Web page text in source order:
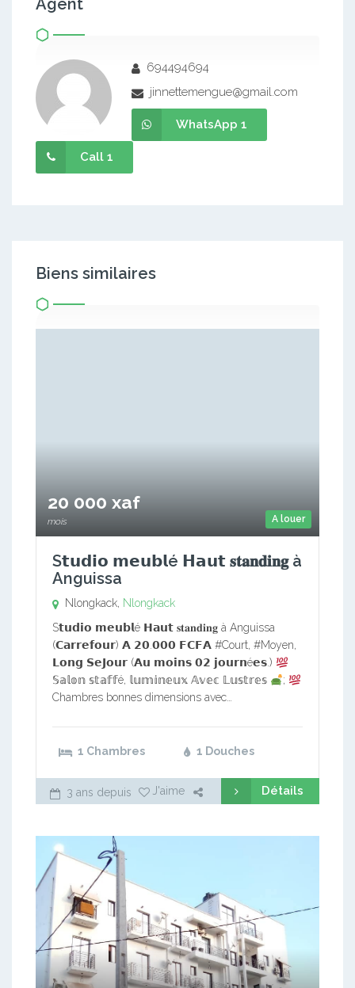
Agent
694494694
jinnettemengue@gmail.com
WhatsApp 1
Call 1
Biens similaires
A louer
20 000 xaf
mois
S𝘁𝘂𝗱𝗶𝗼 𝗺𝗲𝘂𝗯𝗹é 𝗛𝗮𝘂𝘁 𝐬𝐭𝐚𝐧𝐝𝐢𝐧𝐠 à
Anguissa
Nlongkack, Nlongkack
S𝘁𝘂𝗱𝗶𝗼 𝗺𝗲𝘂𝗯𝗹é 𝗛𝗮𝘂𝘁 𝐬𝐭𝐚𝐧𝐝𝐢𝐧𝐠 à Anguissa
(𝗖𝗮𝗿𝗿𝗲𝗳𝗼𝘂𝗿) 𝗔 𝟮𝟬.𝟬𝟬𝟬 𝗙𝗖𝗙𝗔 #Court, #Moyen,
𝗟𝗼𝗻𝗴 𝗦𝗲𝗝𝗼𝘂𝗿 (𝗔𝘂 𝗺𝗼𝗶𝗻𝘀 𝟬𝟮 𝗷𝗼𝘂𝗿𝗻é𝗲𝘀.)
𝕊𝕒𝕝𝕠𝕟 𝕤𝕥𝕒𝕗𝕗é, 𝕝𝕦𝕞𝕚𝕟𝕖𝕦𝕩 𝔸𝕧𝕖𝕔 𝕃𝕦𝕤𝕥𝕣𝕖𝕤
;
Chambres bonnes dimensions avec…
1 Chambres 1 Douches
3 ans depuis J'aime Détails